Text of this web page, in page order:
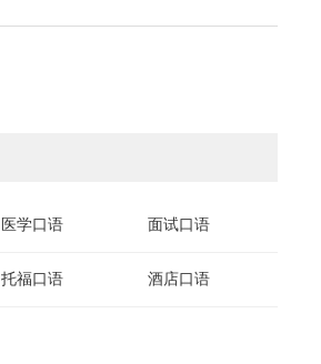
医学口语 面试口语
托福口语 酒店口语